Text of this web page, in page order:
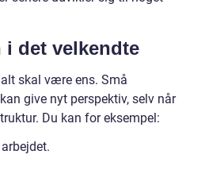
i det velkendte
skal være ens. Små
give nyt perspektiv, selv når
Du kan for eksempel: